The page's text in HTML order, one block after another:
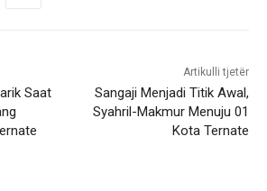
Saat
Artikulli tjetër
Sangaji Menjadi Titik Awal,
Syahril-Makmur Menuju 01
Kota Ternate